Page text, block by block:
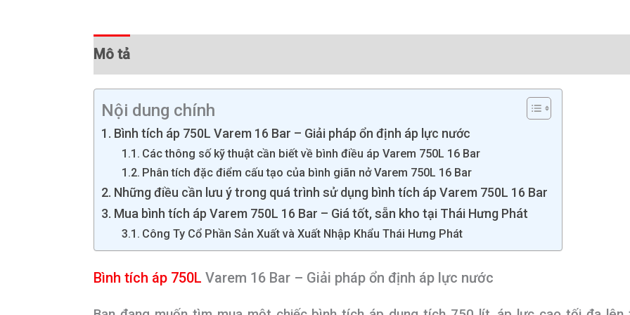
Mô tả
Nội dung chính
Bình tích áp 750L Varem 16 Bar – Giải pháp ổn định áp lực nước
Các thông số kỹ thuật cần biết về bình điều áp Varem 750L 16 Bar
Phân tích đặc điểm cấu tạo của bình giãn nở Varem 750L 16 Bar
Những điều cần lưu ý trong quá trình sử dụng bình tích áp Varem 750L 16 Bar
Mua bình tích áp Varem 750L 16 Bar – Giá tốt, sẵn kho tại Thái Hưng Phát
Công Ty Cổ Phần Sản Xuất và Xuất Nhập Khẩu Thái Hưng Phát
Bình tích áp 750L Varem 16 Bar – Giải pháp ổn định áp lực nước